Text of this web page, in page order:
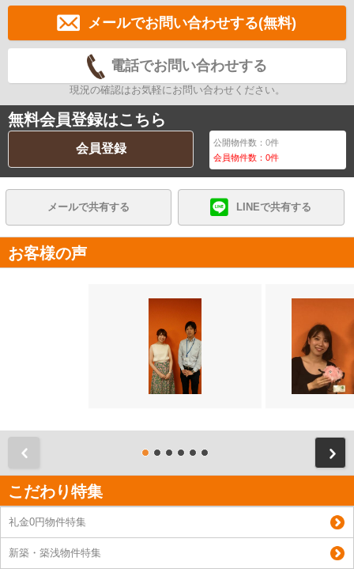
メールでお問い合わせする(無料)
電話でお問い合わせする
現況の確認はお気軽にお問い合わせください。
無料会員登録はこちら
会員登録 公開物件数：0件
会員物件数：0件
メールで共有する LINEで共有する
お客様の声
こだわり特集
礼金0円物件特集
新築・築浅物件特集